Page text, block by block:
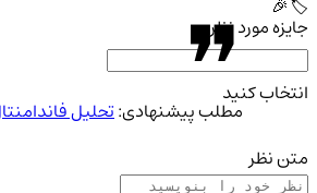
🏷️🎉
مطلب پیشنهادی:تحلیل
جایزه مورد نظر
انتخاب کنید
متن نظر